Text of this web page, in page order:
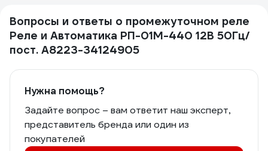
Вопросы и ответы о промежуточном реле
Реле и Автоматика РП-01М-440 12В 50Гц/
пост. A8223-34124905
Нужна помощь?
Задайте вопрос – вам ответит наш эксперт,
представитель бренда или один из
покупателей